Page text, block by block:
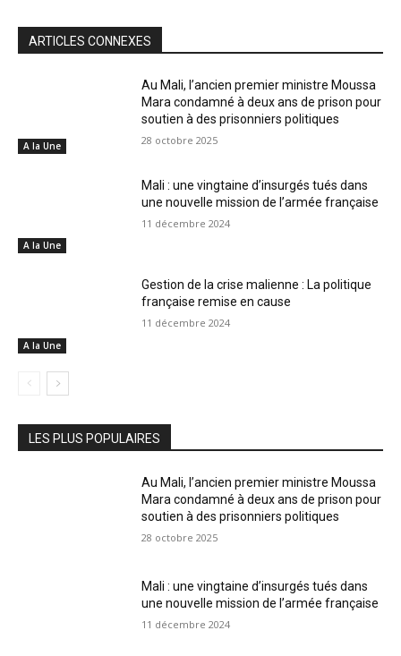
ARTICLES CONNEXES
A la Une
Au Mali, l’ancien premier ministre Moussa
Mara condamné à deux ans de prison pour
soutien à des prisonniers politiques
28 octobre 2025
A la Une
Mali : une vingtaine d’insurgés tués dans
une nouvelle mission de l’armée française
11 décembre 2024
A la Une
Gestion de la crise malienne : La politique
française remise en cause
11 décembre 2024
LES PLUS POPULAIRES
Au Mali, l’ancien premier ministre Moussa
Mara condamné à deux ans de prison pour
soutien à des prisonniers politiques
28 octobre 2025
Mali : une vingtaine d’insurgés tués dans
une nouvelle mission de l’armée française
11 décembre 2024